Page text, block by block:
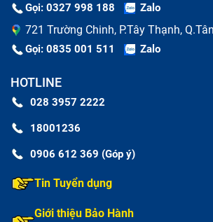
NVMe SSD (Non-Volatile Memory
Drive) là loại ổ cứng thể rắn (SSD) sử
NVMe, được thiết kế để khai thác tối
PCIe (Peripheral Component
cao gấp nhiều lần so với các ổ SATA
Gọi: 0327 998 188 Zalo
721 Trường Chinh, P.Tây Thạnh,
Gọi: 0835 001 511 Zalo
HOTLINE
028 3957 2222
18001236
0906 612 369 (Góp ý)
Tin Tuyển dụng
Giới thiệu Bảo Hành